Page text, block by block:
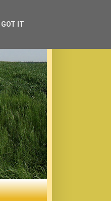
GOT IT